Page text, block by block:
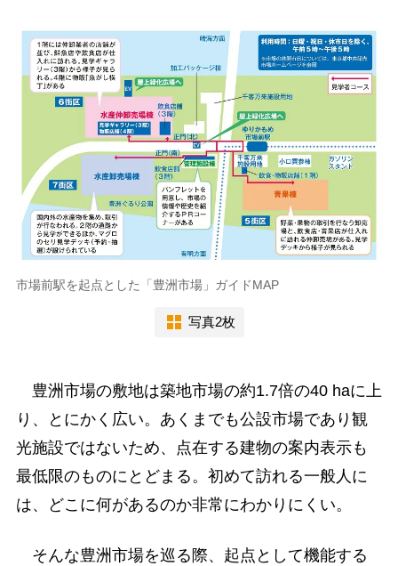
市場前駅を起点とした「豊洲市場」ガイドMAP
写真2枚
豊洲市場の敷地は築地市場の約1.7倍の40 haに上
り、とにかく広い。あくまでも公設市場であり観
光施設ではないため、点在する建物の案内表示も
最低限のものにとどまる。初めて訪れる一般人に
は、どこに何があるのか非常にわかりにくい。
そんな豊洲市場を巡る際、起点として機能する